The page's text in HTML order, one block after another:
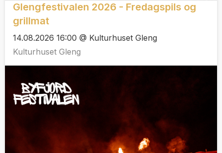
Glengfestivalen 2026 - Fredagspils og
grillmat
14.08.2026 16:00 @ Kulturhuset Gleng
Kulturhuset Gleng